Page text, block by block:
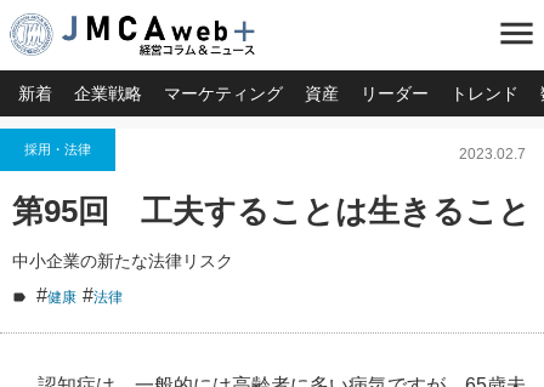
menu
新着 企業戦略 マーケティング 資産 リーダー トレンド
採用・法律 2023.02.7
第95回 工夫することは生きること
中小企業の新たな法律リスク
#健康 #法律